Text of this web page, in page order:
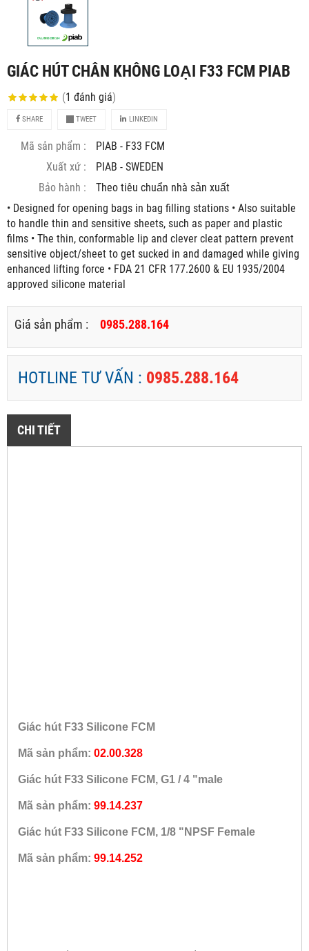
GIÁC HÚT CHÂN KHÔNG LOẠI F33 FCM PIAB
(1 đánh giá)
SHARE TWEET LINKEDIN
Mã sản phẩm :
PIAB - F33 FCM
Xuất xứ :
PIAB - SWEDEN
Bảo hành :
Theo tiêu chuẩn nhà sản xuất
• Designed for opening bags in bag filling stations • Also suitable
to handle thin and sensitive sheets, such as paper and plastic
films • The thin, conformable lip and clever cleat pattern prevent
sensitive object/sheet to get sucked in and damaged while giving
enhanced lifting force • FDA 21 CFR 177.2600 & EU 1935/2004
approved silicone material
Giá sản phẩm : 0985.288.164
HOTLINE TƯ VẤN : 0985.288.164
CHI TIẾT
Giác hút F33 Silicone FCM
Mã sản phẩm: 02.00.328
Giác hút F33 Silicone FCM, G1 / 4 "male
Mã sản phẩm: 99.14.237
Giác hút F33 Silicone FCM, 1/8 "NPSF Female
Mã sản phẩm: 99.14.252